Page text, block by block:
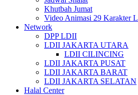
Khutbah Jumat
Video Animasi 29 Karakter
Network
DPP LDII
LDII JAKARTA UTARA
LDII CILINCING
LDII JAKARTA PUSAT
LDII JAKARTA BARAT
LDII JAKARTA SELATAN
Halal Center